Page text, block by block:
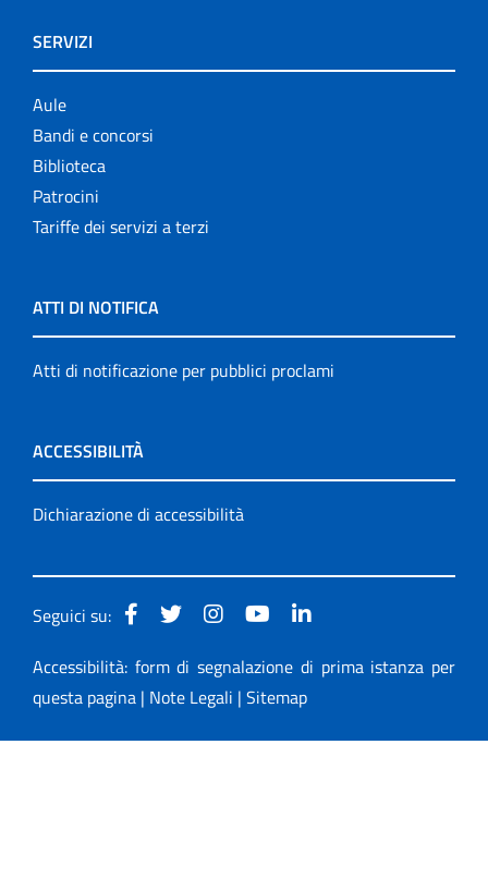
SERVIZI
Aule
Bandi e concorsi
Biblioteca
Patrocini
Tariffe dei servizi a terzi
ATTI DI NOTIFICA
Atti di notificazione per pubblici proclami
ACCESSIBILITÀ
Dichiarazione di accessibilità
Seguici su:
Accessibilità: form di segnalazione di prima istanza per
questa pagina | Note Legali | Sitemap